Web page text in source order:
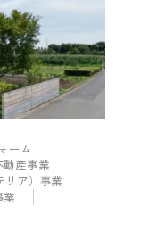
ーム
動産事業
リア）事業
業